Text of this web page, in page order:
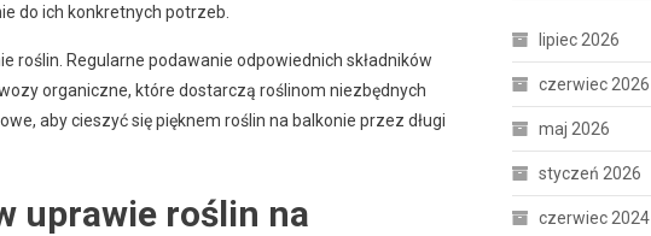
do ich konkretnych potrzeb.
roślin. Regularne podawanie odpowiednich składników
organiczne, które dostarczą roślinom niezbędnych
aby cieszyć się pięknem roślin na balkonie przez długi
uprawie roślin na
lipiec 2026
czerwiec 2026
maj 2026
styczeń 2026
czerwiec 2024